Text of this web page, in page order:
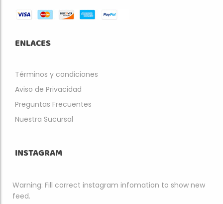
ENLACES
Términos y condiciones
Aviso de Privacidad
Preguntas Frecuentes
Nuestra Sucursal
INSTAGRAM
Warning: Fill correct instagram infomation to show new
feed.